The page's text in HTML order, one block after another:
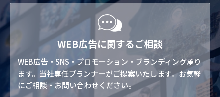
WEB広告に関するご相談
WEB広告・SNS・プロモーション・ブランディング承り
ます。当社専任プランナーがご提案いたします。お気軽
にご相談・お問い合わせください。